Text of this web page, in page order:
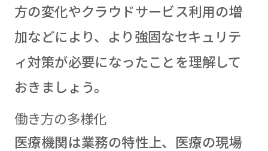
方の変化やクラウドサービス利用の増
加などにより、より強固なセキュリテ
ィ対策が必要になったことを理解して
おきましょう。
働き方の多様化
医療機関は業務の特性上、医療の現場